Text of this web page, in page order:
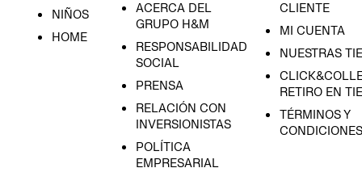
NIÑOS
HOME
ACERCA DEL
GRUPO H&M
RESPONSABILIDAD
SOCIAL
PRENSA
RELACIÓN CON
INVERSIONISTAS
POLÍTICA
EMPRESARIAL
CLIENTE
MI CUENTA
NUESTRAS
RETIRO EN
TÉRMINOS Y
CONDICIONES